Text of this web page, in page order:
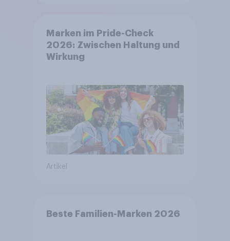
Marken im Pride-Check
2026: Zwischen Haltung und
Wirkung
Artikel
Beste Familien-Marken 2026